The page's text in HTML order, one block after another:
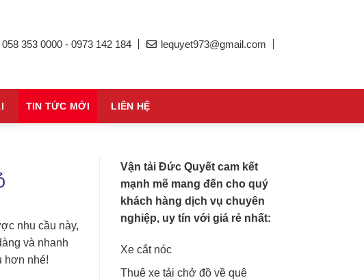
058 353 0000 - 0973 142 184 lequyet973@gmail.com
TIN TỨC MỚI LIÊN HỆ
nhu cầu này,
và nhanh
hơn nhé!
Vận tải Đức Quyết cam kết
mạnh mẽ mang đến cho quý
khách hàng dịch vụ chuyên
nghiệp, uy tín với giá rẻ nhất:
Xe cắt nóc
Thuê xe tải chở đồ về quê